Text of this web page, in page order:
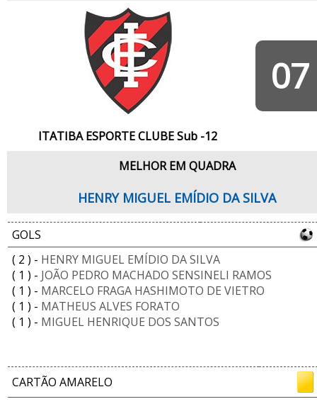
ITATIBA ESPORTE CLUBE Sub -12
07
MELHOR EM QUADRA
HENRY MIGUEL EMÍDIO DA SILVA
GOLS
( 2 ) - HENRY MIGUEL EMÍDIO DA SILVA
( 1 ) - JOÃO PEDRO MACHADO SENSINELI RAMOS
( 1 ) - MARCELO FRAGA HASHIMOTO DE VIETRO
( 1 ) - MATHEUS ALVES FORATO
( 1 ) - MIGUEL HENRIQUE DOS SANTOS
CARTÃO AMARELO